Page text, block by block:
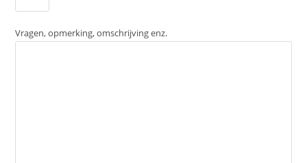
Vragen, opmerking, omschrijving enz.